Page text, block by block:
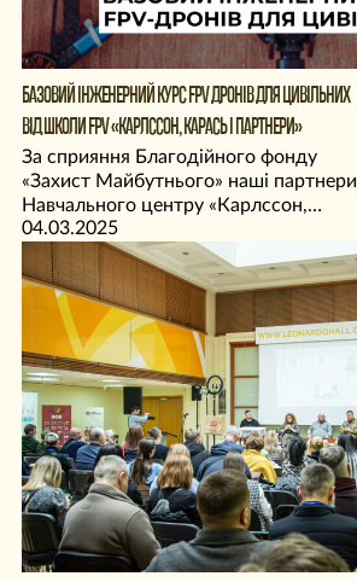
БАЗОВИЙ ІНЖЕНЕРНИЙ КУРС FPV ДРОНІВ ДЛЯ ЦИВІЛЬНИХ
ВІД ШКОЛИ FPV «КАРЛССОН, КАРАСЬ І ПАРТНЕРИ»
За сприяння Благодійного фонду
«Захист Майбутнього» наші партнери
Навчального центру «Карлссон,
Карась і Партнери» відкрили запис на
базовий інженерний курс FPV для
цивільних.
04.03.2025